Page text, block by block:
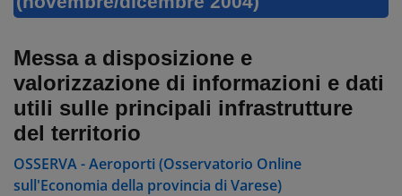
Messa a disposizione e
valorizzazione di informazioni e dati
utili sulle principali infrastrutture
del territorio
OSSERVA - Aeroporti (Osservatorio Online
sull'Economia della provincia di Varese)